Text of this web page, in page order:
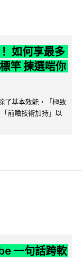
如何享最多
竿 揀選啱你
了基本效能，「極致
前瞻技術加持」以
一句話跨軟